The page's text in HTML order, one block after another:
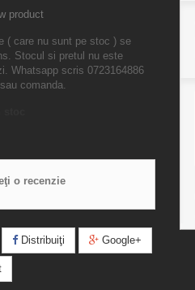
product
( care nu sunt pe stoc ) se
Stocul si pretul nu este
Whatsapp scris 0723164886
comanda.
o recenzie
Distribuiţi Google+